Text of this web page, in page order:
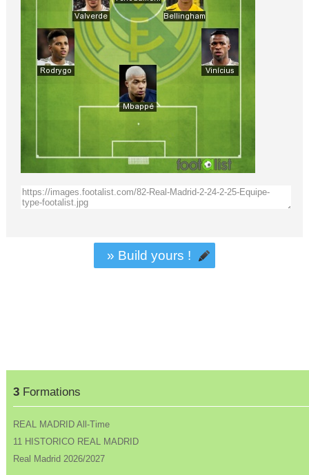
3Formations
REAL MADRID All-Time
11 HISTORICO REAL MADRID
Real Madrid 2026/2027
» Build yours !